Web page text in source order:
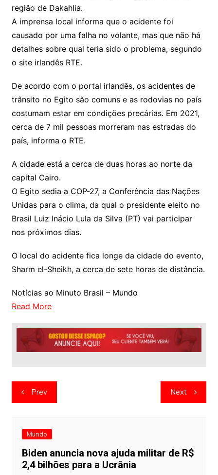
região de Dakahlia.
A imprensa local informa que o acidente foi
causado por uma falha no volante, mas que não há
detalhes sobre qual teria sido o problema, segundo
o site irlandês RTE.
De acordo com o portal irlandês, os acidentes de
trânsito no Egito são comuns e as rodovias no país
costumam estar em condições precárias. Em 2021,
cerca de 7 mil pessoas morreram nas estradas do
país, informa o RTE.
A cidade está a cerca de duas horas ao norte da
capital Cairo.
O Egito sedia a COP-27, a Conferência das Nações
Unidas para o clima, da qual o presidente eleito no
Brasil Luiz Inácio Lula da Silva (PT) vai participar
nos próximos dias.
O local do acidente fica longe da cidade do evento,
Sharm el-Sheikh, a cerca de sete horas de distância.
Notícias ao Minuto Brasil – Mundo
Read More
Navegação
de
Prev Next
Mundo
Biden anuncia nova ajuda militar de R$
2,4 bilhões para a Ucrânia